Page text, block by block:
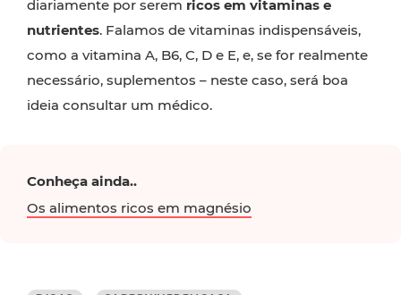
diariamente por serem ricos em vitaminas e
nutrientes. Falamos de vitaminas indispensáveis,
como a vitamina A, B6, C, D e E, e, se for realmente
necessário, suplementos – neste caso, será boa
ideia consultar um médico.
Conheça ainda..
Os alimentos ricos em magnésio